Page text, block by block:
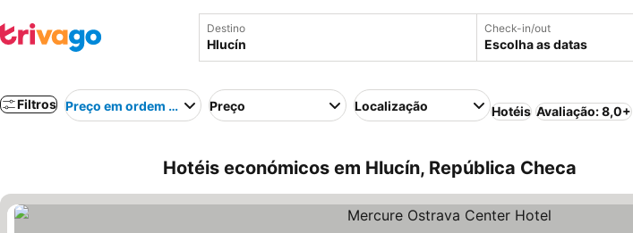
Destino Check-in/out
Escolha as datas
Filtros Preço em ordem crescentePreço Localização Hotéis Avaliação: 8,0+
Hotéis económicos em Hlucín, República Checa